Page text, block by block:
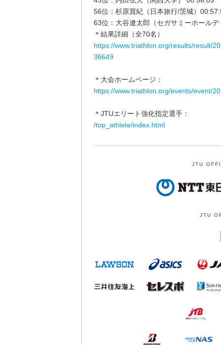
56位：杉原賞紀（日本旅行/茨城）
63位：大谷遼太郎（セガサミーホール
＊結果詳細（全70名）
https://www.triathlon.org/results/result/
36649
＊大会ホームページ：
https://www.triathlon.org/events/event/
＊JTUエリート強化指定選手：
/top_athlete/index.html
JTU
JTU